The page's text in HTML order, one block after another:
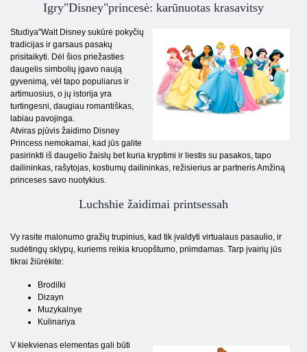
Igry"Disney"princesė: karūnuotas krasavitsy
Studiya"Walt Disney sukūrė pokyčių
tradicijas ir garsaus pasakų
prisitaikyti. Dėl šios priežasties
daugelis simbolių įgavo naują
gyvenimą, vėl tapo populiarus ir
artimuosius, o jų istorija yra
turtingesni, daugiau romantiškas,
labiau pavojinga.
Atviras pjūvis žaidimo Disney
Princess nemokamai, kad jūs galite
pasirinkti iš daugelio žaislų bet kuria kryptimi ir liestis su pasakos, tapo
dailininkas, rašytojas, kostiumų dailininkas, režisierius ar partneris Amžiną
princeses savo nuotykius.
Luchshie žaidimai printsessah
Vy rasite malonumo gražių trupinius, kad tik įvaldyti virtualaus pasaulio, ir
sudėtingų sklypų, kuriems reikia kruopštumo, priimdamas. Tarp įvairių jūs
tikrai žiūrėkite:
Brodilki
Dizayn
Muzykalnye
Kulinariya
V kiekvienas elementas gali būti